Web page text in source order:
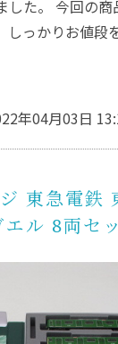
した。 今回の
しっかりお値段
年04月03日
東急電鉄
ル 8両セ